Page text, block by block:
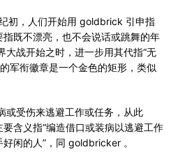
初，人们开始用 goldbrick 引申指
指既不漂亮，也不会说话或跳舞的年
大战开始之时，进一步用其代指“无
军衔徽章是一个金色的矩形，类似
或受伤来逃避工作或任务，从此
含义指“编造借口或装病以逃避工作
闲的人”，同 goldbricker 。